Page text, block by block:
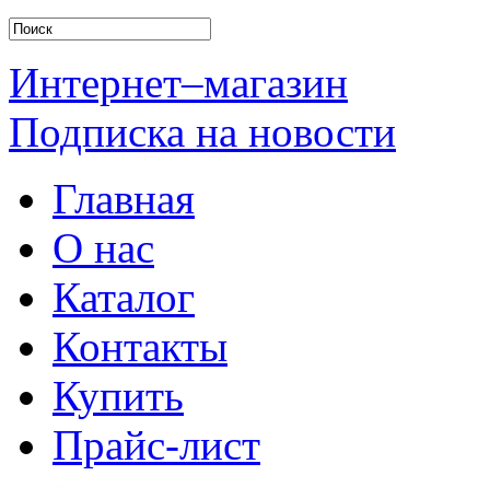
Интернет–магазин
Подписка на новости
Главная
О нас
Каталог
Контакты
Купить
Прайс-лист